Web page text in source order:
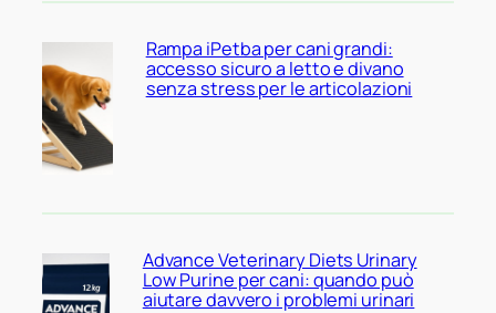
Rampa iPetba per cani grandi:
accesso sicuro a letto e divano
senza stress per le articolazioni
Advance Veterinary Diets Urinary
Low Purine per cani: quando può
aiutare davvero i problemi urinari